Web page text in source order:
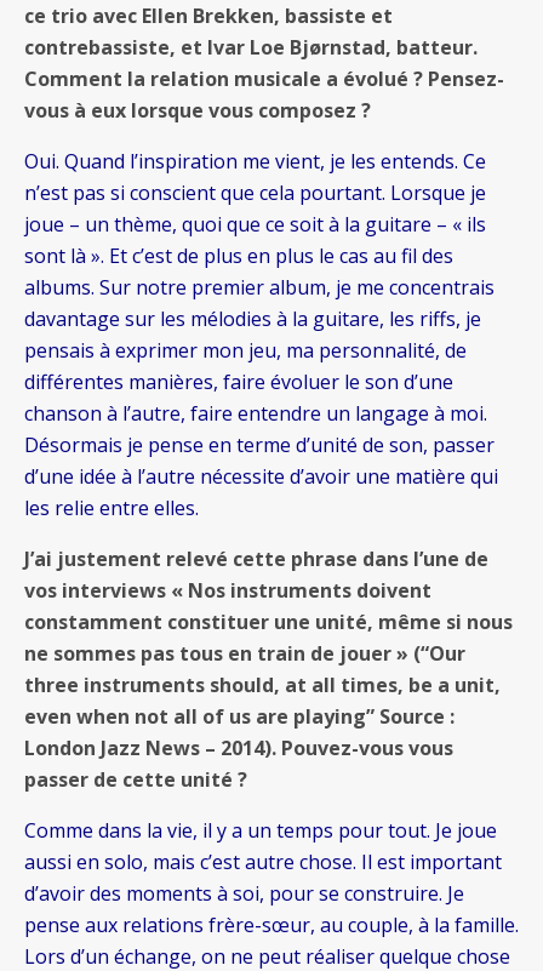
ce trio avec Ellen Brekken, bassiste et
contrebassiste, et Ivar Loe Bjørnstad, batteur.
Comment la relation musicale a évolué ? Pensez-
vous à eux lorsque vous composez ?
Oui. Quand l’inspiration me vient, je les entends. Ce
n’est pas si conscient que cela pourtant. Lorsque je
joue – un thème, quoi que ce soit à la guitare – « ils
sont là ». Et c’est de plus en plus le cas au fil des
albums. Sur notre premier album, je me concentrais
davantage sur les mélodies à la guitare, les riffs, je
pensais à exprimer mon jeu, ma personnalité, de
différentes manières, faire évoluer le son d’une
chanson à l’autre, faire entendre un langage à moi.
Désormais je pense en terme d’unité de son, passer
d’une idée à l’autre nécessite d’avoir une matière qui
les relie entre elles.
J’ai justement relevé cette phrase dans l’une de
vos interviews « Nos instruments doivent
constamment constituer une unité, même si nous
ne sommes pas tous en train de jouer » (“Our
three instruments should, at all times, be a unit,
even when not all of us are playing” Source :
London Jazz News – 2014). Pouvez-vous vous
passer de cette unité ?
Comme dans la vie, il y a un temps pour tout. Je joue
aussi en solo, mais c’est autre chose. Il est important
d’avoir des moments à soi, pour se construire. Je
pense aux relations frère-sœur, au couple, à la famille.
Lors d’un échange, on ne peut réaliser quelque chose